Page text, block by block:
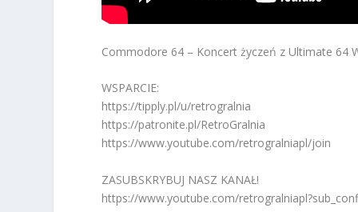
Commodore 64 – Koncert życzeń z Ultimate 64
WSPARCIE:
https://tipply.pl/u/retrogralnia
https://patronite.pl/RetroGralnia
https://www.youtube.com/retrogralniapl/join
ZASUBSKRYBUJ NASZ KANAŁ!
https://www.youtube.com/